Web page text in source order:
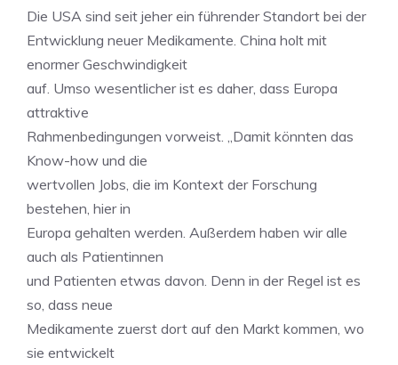
Die USA sind seit jeher ein führender Standort bei der
Entwicklung neuer Medikamente. China holt mit
enormer Geschwindigkeit
auf. Umso wesentlicher ist es daher, dass Europa
attraktive
Rahmenbedingungen vorweist. „Damit könnten das
Know-how und die
wertvollen Jobs, die im Kontext der Forschung
bestehen, hier in
Europa gehalten werden. Außerdem haben wir alle
auch als Patientinnen
und Patienten etwas davon. Denn in der Regel ist es
so, dass neue
Medikamente zuerst dort auf den Markt kommen, wo
sie entwickelt